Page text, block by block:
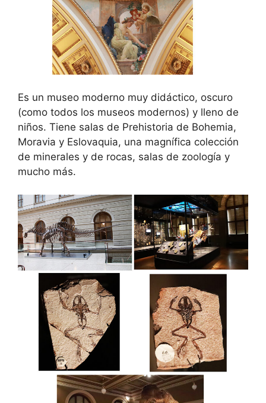
Es un museo moderno muy didáctico, oscuro
(como todos los museos modernos) y lleno de
niños. Tiene salas de Prehistoria de Bohemia,
Moravia y Eslovaquia, una magnífica colección
de minerales y de rocas, salas de zoología y
mucho más.